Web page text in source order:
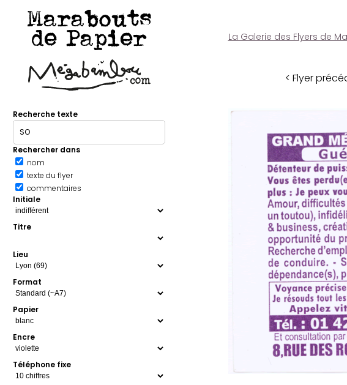
Marabouts
de Papier
Recherche texte
Rechercher dans
nom
texte du flyer
commentaires
Initiale
Titre
Lieu
Format
Papier
Encre
Téléphone fixe
La Galerie des Flyers de
< Flyer